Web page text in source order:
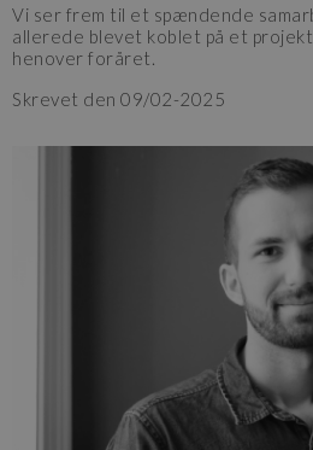
Vi ser frem til et spændende
allerede blevet koblet på et projekt
henover foråret.
Skrevet den 09/02-2025